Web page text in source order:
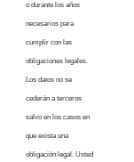
o durante los años
necesarios para
cumplir con las
obligaciones legales.
Los datos no se
cederán a terceros
salvo en los casos en
que exista una
obligación legal. Usted